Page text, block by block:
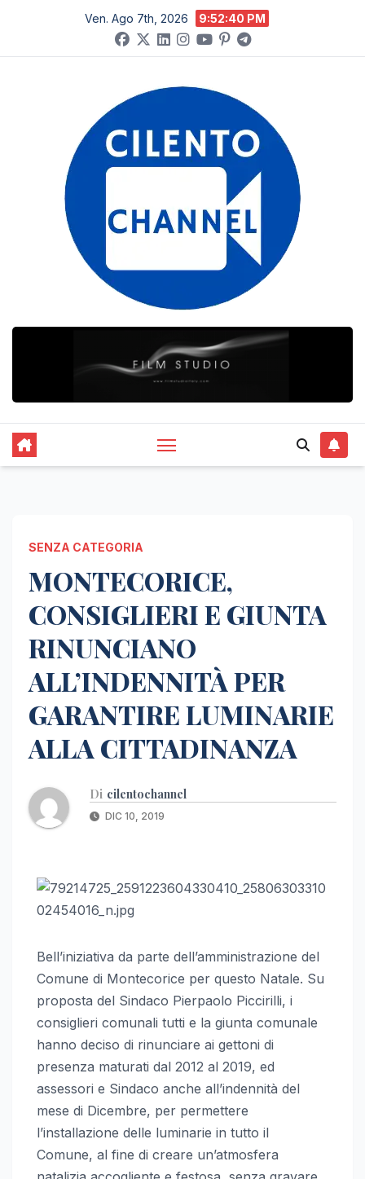
contenuto
Ven. Ago 7th, 2026 9:52:41 PM
SENZA CATEGORIA
MONTECORICE,
CONSIGLIERI E GIUNTA
RINUNCIANO
ALL’INDENNITÀ PER
GARANTIRE LUMINARIE
ALLA CITTADINANZA
Di cilentochannel
DIC 10, 2019
Bell’iniziativa da parte dell’amministrazione del
Comune di Montecorice per questo Natale. Su
proposta del Sindaco Pierpaolo Piccirilli, i
consiglieri comunali tutti e la giunta comunale
hanno deciso di rinunciare ai gettoni di
presenza maturati dal 2012 al 2019, ed
assessori e Sindaco anche all’indennità del
mese di Dicembre, per permettere
l’installazione delle luminarie in tutto il
Comune, al fine di creare un’atmosfera